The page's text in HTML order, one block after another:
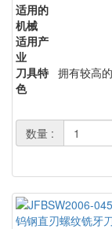
适用的
机械
适用产
业
刀具特
色
拥有较高
数量 :
钨钢直刃螺纹铣牙